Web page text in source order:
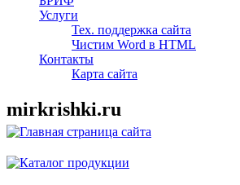
Услуги
Тех. поддержка сайта
Чистим Word в HTML
Контакты
Карта сайта
mirkrishki.ru